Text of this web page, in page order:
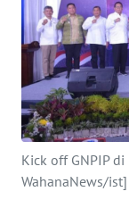
Kick off GNPIP
WahanaNews/ist]
INDEKS
BERITA
KONTAK
KAMI
IKLAN